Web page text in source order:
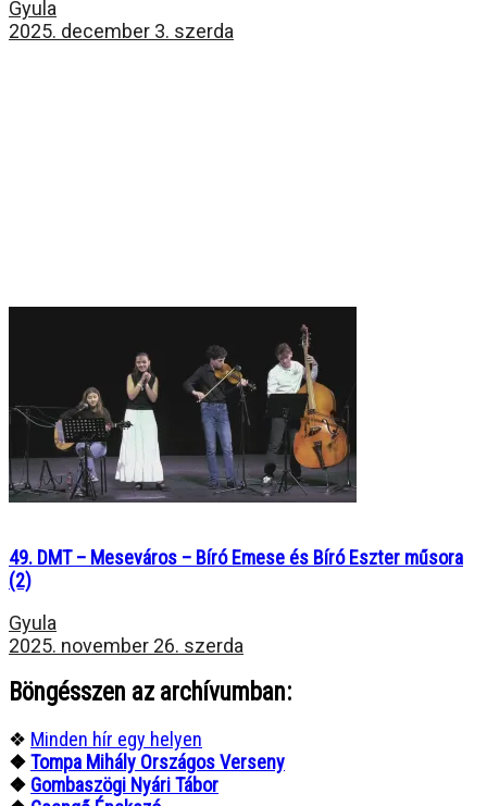
Gyula
2025. december 3. szerda
49. DMT – Meseváros – Bíró Emese és Bíró Eszter műsora
(2)
Gyula
2025. november 26. szerda
Böngésszen az archívumban:
❖ Minden hír egy helyen
❖Tompa Mihály Országos Verseny
❖ Gombaszögi Nyári Tábor